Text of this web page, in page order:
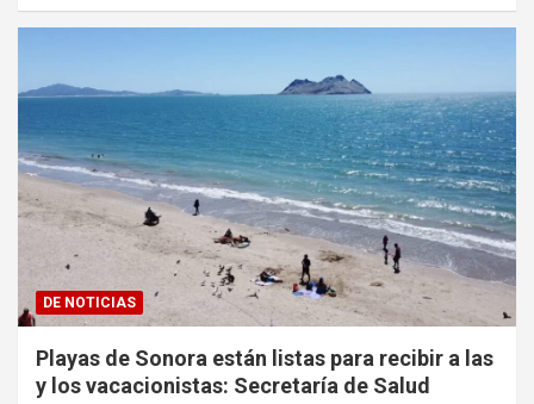
DE NOTICIAS
Playas de Sonora están listas para recibir a las
y los vacacionistas: Secretaría de Salud